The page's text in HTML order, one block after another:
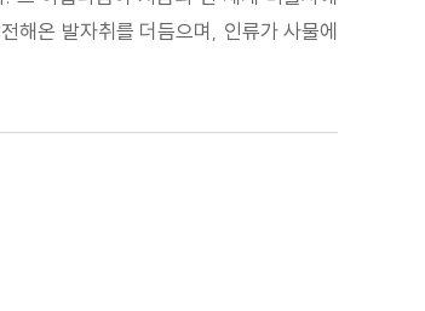
해온 발자취를 더듬으며, 인류가 사물에